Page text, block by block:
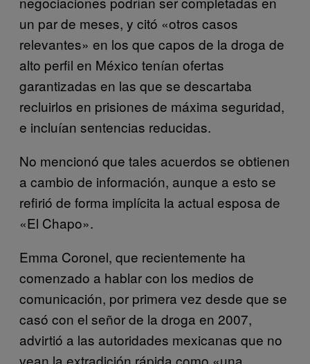
un par de meses, y citó «otros casos
relevantes» en los que capos de la droga de
alto perfil en México tenían ofertas
garantizadas en las que se descartaba
recluirlos en prisiones de máxima seguridad,
e incluían sentencias reducidas.
No mencionó que tales acuerdos se obtienen
a cambio de información, aunque a esto se
refirió de forma implícita la actual esposa de
«El Chapo».
Emma Coronel, que recientemente ha
comenzado a hablar con los medios de
comunicación, por primera vez desde que se
casó con el señor de la droga en 2007,
advirtió a las autoridades mexicanas que no
vean la extradición rápida como «una